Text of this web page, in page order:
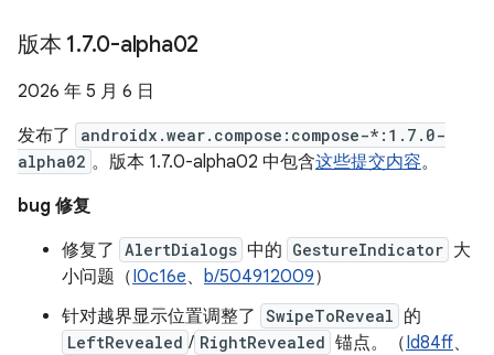
版本 1.7.0-alpha02
2026 年 5 月 6 日
发布了
androidx.wear.compose:compose-*:1.7.0-
alpha02 。版本 1.7.0-alpha02 中包含这些提交内容。
bug 修复
修复了 AlertDialogs 中的 GestureIndicator 大
小问题（I0c16e、 b/504912009）
针对越界显示位置调整了 SwipeToReveal 的
LeftRevealed / RightRevealed 锚点。（Id84ff、